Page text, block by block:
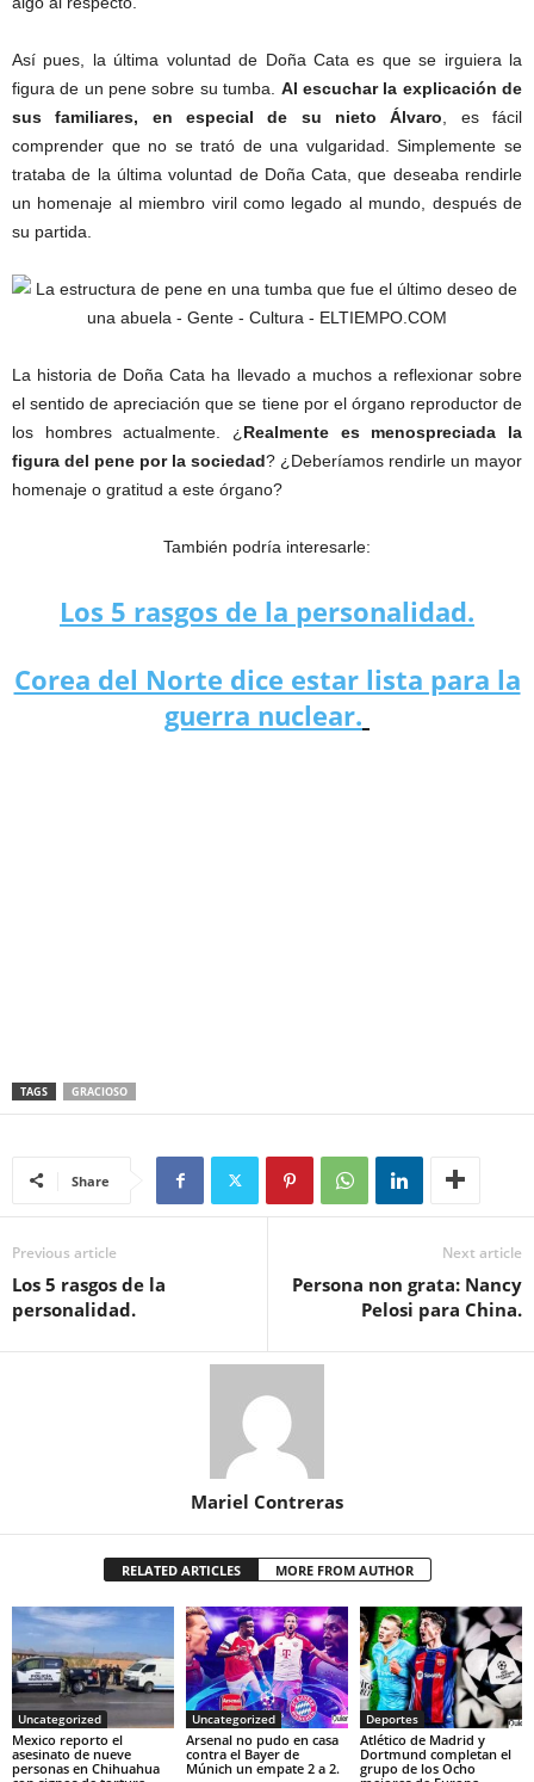
Así pues, la última voluntad de Doña Cata es que se irguiera la
figura de un pene sobre su tumba. Al escuchar la explicación de
sus familiares, en especial de su nieto Álvaro , es fácil
comprender que no se trató de una vulgaridad. Simplemente se
trataba de la última voluntad de Doña Cata, que deseaba rendirle
un homenaje al miembro viril como legado al mundo, después de
su partida.
La historia de Doña Cata ha llevado a muchos a reflexionar sobre
el sentido de apreciación que se tiene por el órgano reproductor de
los hombres actualmente. ¿ Realmente es menospreciada la
figura del pene por la sociedad? ¿Deberíamos rendirle un mayor
homenaje o gratitud a este órgano?
También podría interesarle:
Los 5 rasgos de la personalidad.
Corea del Norte dice estar lista para la
guerra nuclear.
TAGS GRACIOSO
Share
Previous article
Los 5 rasgos de la
personalidad.
Next article
Persona non grata: Nancy
Pelosi para China.
Mariel Contreras
RELATED ARTICLES MORE FROM AUTHOR
Uncategorized
Mexico reporto el
asesinato de nueve
personas en Chihuahua
Uncategorized
Arsenal no pudo en casa
contra el Bayer de
Múnich un empate 2 a 2.
Deportes
Atlético de Madrid y
Dortmund completan el
grupo de los Ocho